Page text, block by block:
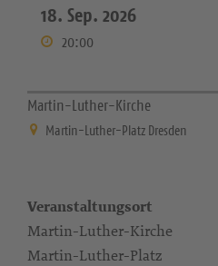
18. Sep. 2026
20:00
Martin-Luther-Kirche
Martin-Luther-Platz Dresden
Veranstaltungsort
Martin-Luther-Kirche
Martin-Luther-Platz